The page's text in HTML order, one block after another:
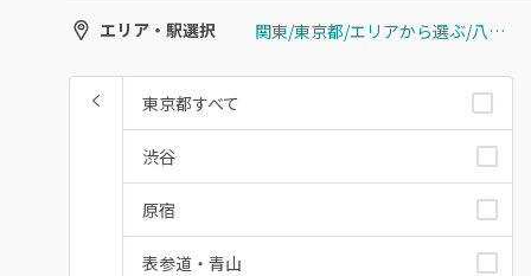
エリア・駅選択 関東/東京都/エリアから選ぶ/八王子・日野・昭島
東京都すべて
渋谷
原宿
表参道・青山